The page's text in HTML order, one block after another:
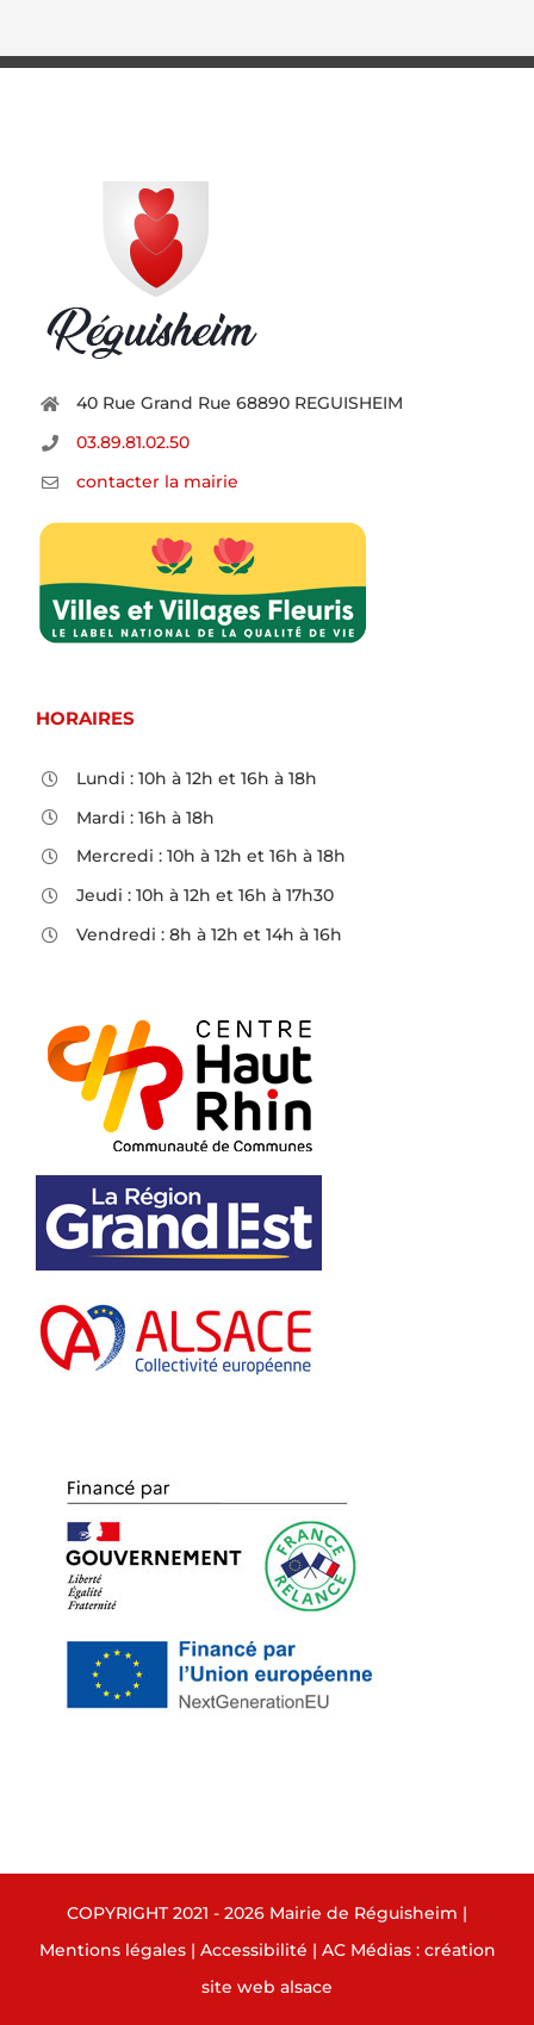
40 Rue Grand Rue 68890 REGUISHEIM
03.89.81.02.50
contacter la mairie
HORAIRES
Lundi : 10h à 12h et 16h à 18h
Mardi : 16h à 18h
Mercredi : 10h à 12h et 16h à 18h
Jeudi : 10h à 12h et 16h à 17h30
Vendredi : 8h à 12h et 14h à 16h
COPYRIGHT 2021 - 2026 Mairie de Réguisheim |
Mentions légales| Accessibilité | AC Médias : création
site web alsace